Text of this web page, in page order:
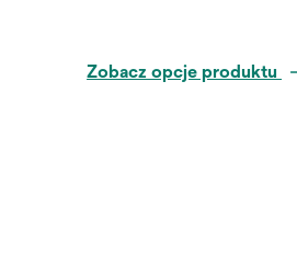
Zobacz opcje produktu